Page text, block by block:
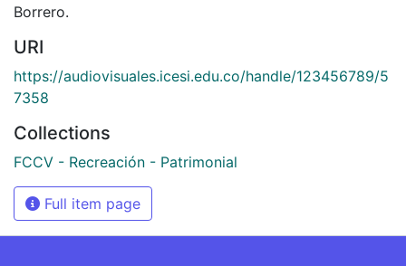
Borrero.
URI
https://audiovisuales.icesi.edu.co/handle/123456789/5
7358
Collections
FCCV - Recreación - Patrimonial
Full item page